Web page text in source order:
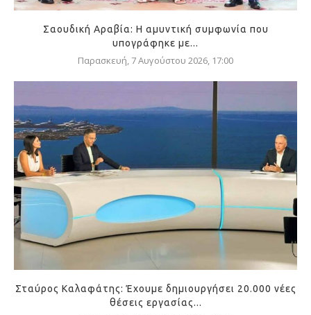
Σαουδική Αραβία: Η αμυντική συμφωνία που
υπογράφηκε με...
Παρασκευή, 7 Αυγούστου 2026, 17:00
Σταύρος Καλαφάτης: Έχουμε δημιουργήσει 20.000 νέες
θέσεις εργασίας...